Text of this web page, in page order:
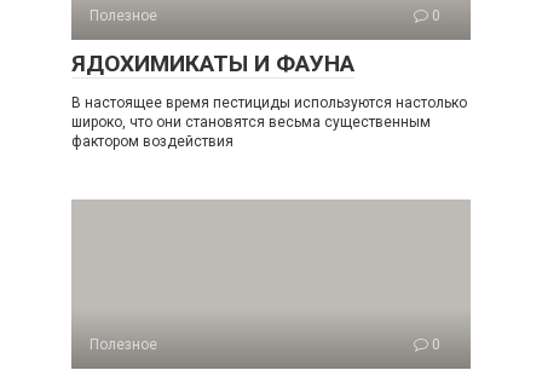
Полезное 0
ЯДОХИМИКАТЫ И ФАУНА
В настоящее время пестициды используются настолько
широко, что они становятся весьма существенным
фактором воздействия
Полезное 0